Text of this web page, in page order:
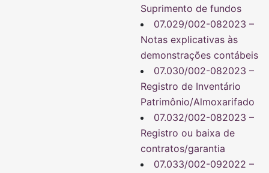
Suprimento de fundos
07.029/002-082023 –
Notas explicativas às
demonstrações contábeis
07.030/002-082023 –
Registro de Inventário
Patrimônio/Almoxarifado
07.032/002-082023 –
Registro ou baixa de
contratos/garantia
07.033/002-092022 –